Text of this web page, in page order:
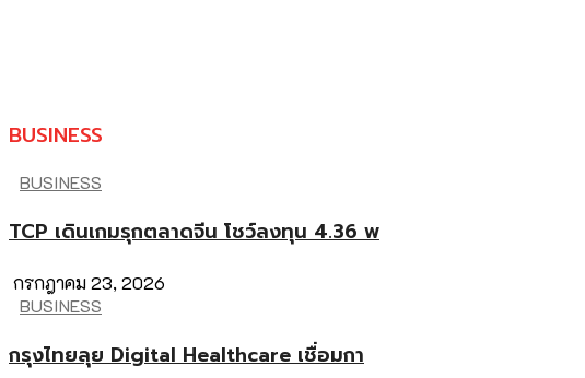
BUSINESS
BUSINESS
TCP เดินเกมรุกตลาดจีน โชว์ลงทุน 4.36 พ
กรกฎาคม 23, 2026
BUSINESS
กรุงไทยลุย Digital Healthcare เชื่อมกา